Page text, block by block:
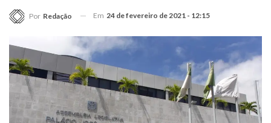
Por Redação Em 24 de fevereiro de 2021 - 12:15